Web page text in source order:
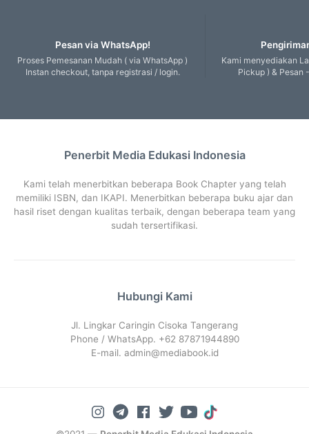
Pesan via WhatsApp!
Proses Pemesanan Mudah ( via WhatsApp )
Instan checkout, tanpa registrasi / login.
Kami menyediakan
Pickup ) & Pesan
Penerbit Media Edukasi Indonesia
Kami telah menerbitkan beberapa Book Chapter yang telah
memiliki ISBN, dan IKAPI. Menerbitkan beberapa buku ajar dan
hasil riset dengan kualitas terbaik, dengan beberapa team yang
sudah tersertifikasi.
Hubungi Kami
Jl. Lingkar Caringin Cisoka Tangerang
Phone / WhatsApp. +62 87871944890
E-mail. admin@mediabook.id